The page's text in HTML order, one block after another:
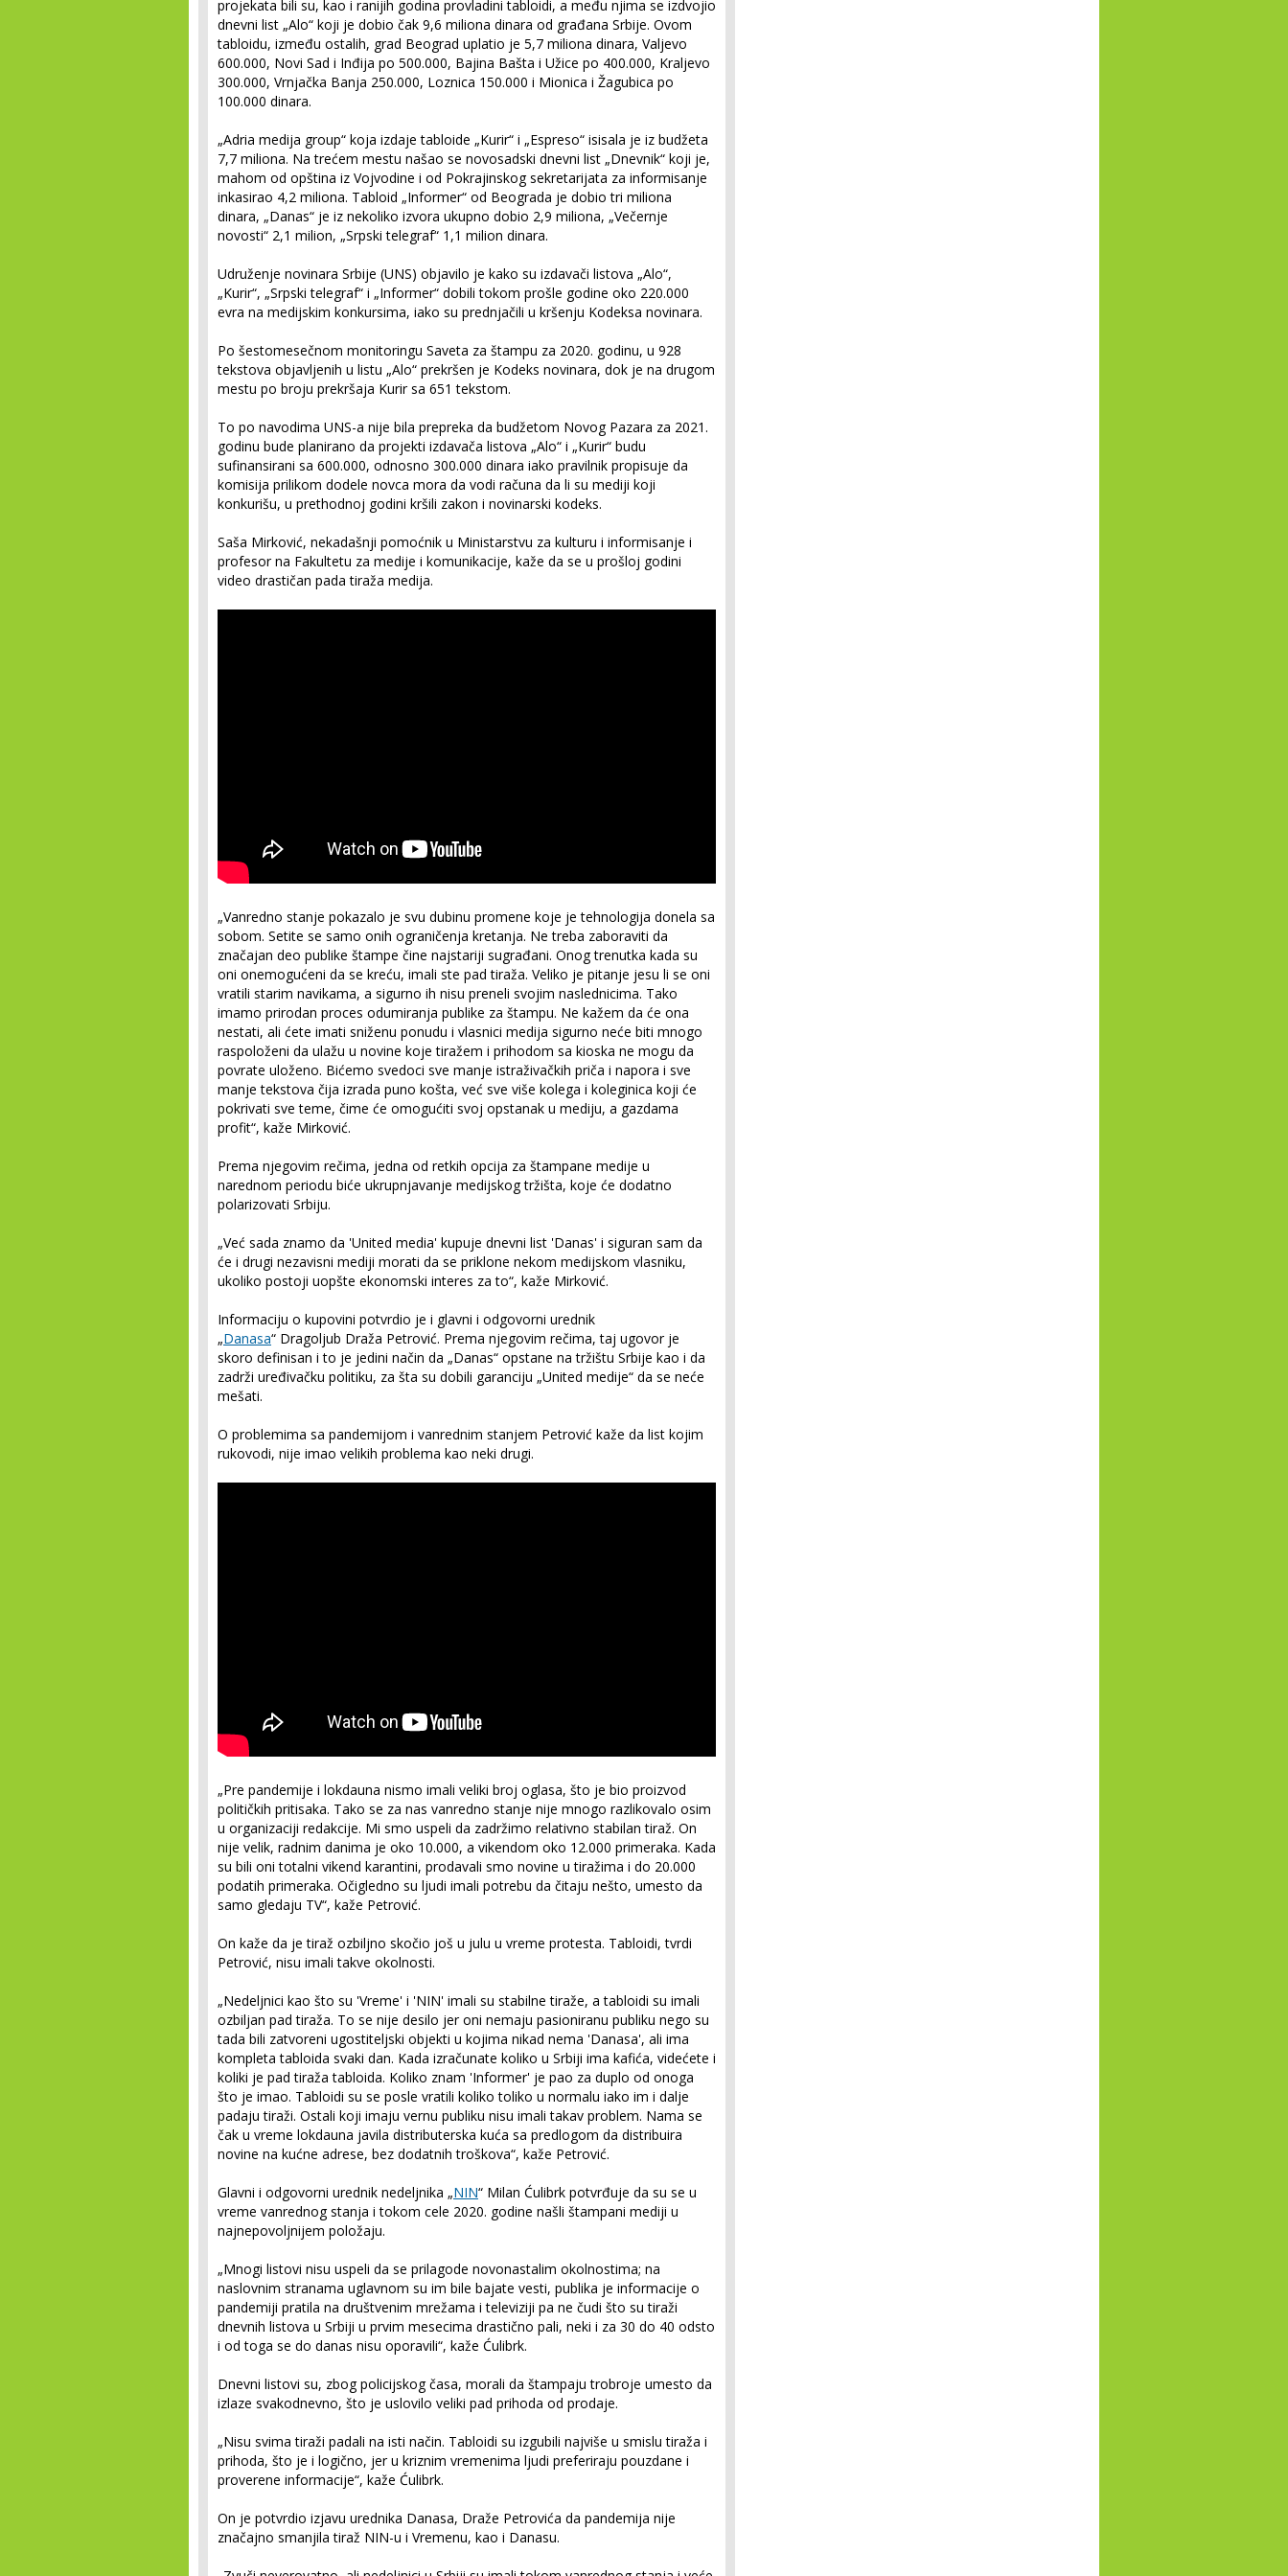
projekata bili su, kao i ranijih godina provladini tabloidi, a među njima se izdvojio
dnevni list „Alo“ koji je dobio čak 9,6 miliona dinara od građana Srbije. Ovom
tabloidu, između ostalih, grad Beograd uplatio je 5,7 miliona dinara, Valjevo
600.000, Novi Sad i Inđija po 500.000, Bajina Bašta i Užice po 400.000, Kraljevo
300.000, Vrnjačka Banja 250.000, Loznica 150.000 i Mionica i Žagubica po
100.000 dinara.
„Adria medija group“ koja izdaje tabloide „Kurir“ i „Espreso“ isisala je iz budžeta
7,7 miliona. Na trećem mestu našao se novosadski dnevni list „Dnevnik“ koji je,
mahom od opština iz Vojvodine i od Pokrajinskog sekretarijata za informisanje
inkasirao 4,2 miliona. Tabloid „Informer“ od Beograda je dobio tri miliona
dinara, „Danas“ je iz nekoliko izvora ukupno dobio 2,9 miliona, „Večernje
novosti“ 2,1 milion, „Srpski telegraf“ 1,1 milion dinara.
Udruženje novinara Srbije (UNS) objavilo je kako su izdavači listova „Alo“,
„Kurir“, „Srpski telegraf“ i „Informer“ dobili tokom prošle godine oko 220.000
evra na medijskim konkursima, iako su prednjačili u kršenju Kodeksa novinara.
Po šestomesečnom monitoringu Saveta za štampu za 2020. godinu, u 928
tekstova objavljenih u listu „Alo“ prekršen je Kodeks novinara, dok je na drugom
mestu po broju prekršaja Kurir sa 651 tekstom.
To po navodima UNS-a nije bila prepreka da budžetom Novog Pazara za 2021.
godinu bude planirano da projekti izdavača listova „Alo“ i „Kurir“ budu
sufinansirani sa 600.000, odnosno 300.000 dinara iako pravilnik propisuje da
komisija prilikom dodele novca mora da vodi računa da li su mediji koji
konkurišu, u prethodnoj godini kršili zakon i novinarski kodeks.
Saša Mirković, nekadašnji pomoćnik u Ministarstvu za kulturu i informisanje i
profesor na Fakultetu za medije i komunikacije, kaže da se u prošloj godini
video drastičan pada tiraža medija.
„Vanredno stanje pokazalo je svu dubinu promene koje je tehnologija donela sa
sobom. Setite se samo onih ograničenja kretanja. Ne treba zaboraviti da
značajan deo publike štampe čine najstariji sugrađani. Onog trenutka kada su
oni onemogućeni da se kreću, imali ste pad tiraža. Veliko je pitanje jesu li se oni
vratili starim navikama, a sigurno ih nisu preneli svojim naslednicima. Tako
imamo prirodan proces odumiranja publike za štampu. Ne kažem da će ona
nestati, ali ćete imati sniženu ponudu i vlasnici medija sigurno neće biti mnogo
raspoloženi da ulažu u novine koje tiražem i prihodom sa kioska ne mogu da
povrate uloženo. Bićemo svedoci sve manje istraživačkih priča i napora i sve
manje tekstova čija izrada puno košta, već sve više kolega i koleginica koji će
pokrivati sve teme, čime će omogućiti svoj opstanak u mediju, a gazdama
profit“, kaže Mirković.
Prema njegovim rečima, jedna od retkih opcija za štampane medije u
narednom periodu biće ukrupnjavanje medijskog tržišta, koje će dodatno
polarizovati Srbiju.
„Već sada znamo da 'United media' kupuje dnevni list 'Danas' i siguran sam da
će i drugi nezavisni mediji morati da se priklone nekom medijskom vlasniku,
ukoliko postoji uopšte ekonomski interes za to“, kaže Mirković.
Informaciju o kupovini potvrdio je i glavni i odgovorni urednik
„Danasa“ Dragoljub Draža Petrović. Prema njegovim rečima, taj ugovor je
skoro definisan i to je jedini način da „Danas“ opstane na tržištu Srbije kao i da
zadrži uređivačku politiku, za šta su dobili garanciju „United medije“ da se neće
mešati.
O problemima sa pandemijom i vanrednim stanjem Petrović kaže da list kojim
rukovodi, nije imao velikih problema kao neki drugi.
„Pre pandemije i lokdauna nismo imali veliki broj oglasa, što je bio proizvod
političkih pritisaka. Tako se za nas vanredno stanje nije mnogo razlikovalo osim
u organizaciji redakcije. Mi smo uspeli da zadržimo relativno stabilan tiraž. On
nije velik, radnim danima je oko 10.000, a vikendom oko 12.000 primeraka. Kada
su bili oni totalni vikend karantini, prodavali smo novine u tiražima i do 20.000
podatih primeraka. Očigledno su ljudi imali potrebu da čitaju nešto, umesto da
samo gledaju TV“, kaže Petrović.
On kaže da je tiraž ozbiljno skočio još u julu u vreme protesta. Tabloidi, tvrdi
Petrović, nisu imali takve okolnosti.
„Nedeljnici kao što su 'Vreme' i 'NIN' imali su stabilne tiraže, a tabloidi su imali
ozbiljan pad tiraža. To se nije desilo jer oni nemaju pasioniranu publiku nego su
tada bili zatvoreni ugostiteljski objekti u kojima nikad nema 'Danasa', ali ima
kompleta tabloida svaki dan. Kada izračunate koliko u Srbiji ima kafića, videćete i
koliki je pad tiraža tabloida. Koliko znam 'Informer' je pao za duplo od onoga
što je imao. Tabloidi su se posle vratili koliko toliko u normalu iako im i dalje
padaju tiraži. Ostali koji imaju vernu publiku nisu imali takav problem. Nama se
čak u vreme lokdauna javila distributerska kuća sa predlogom da distribuira
novine na kućne adrese, bez dodatnih troškova“, kaže Petrović.
Glavni i odgovorni urednik nedeljnika „NIN“ Milan Ćulibrk potvrđuje da su se u
vreme vanrednog stanja i tokom cele 2020. godine našli štampani mediji u
najnepovoljnijem položaju.
„Mnogi listovi nisu uspeli da se prilagode novonastalim okolnostima; na
naslovnim stranama uglavnom su im bile bajate vesti, publika je informacije o
pandemiji pratila na društvenim mrežama i televiziji pa ne čudi što su tiraži
dnevnih listova u Srbiji u prvim mesecima drastično pali, neki i za 30 do 40 odsto
i od toga se do danas nisu oporavili“, kaže Ćulibrk.
Dnevni listovi su, zbog policijskog časa, morali da štampaju trobroje umesto da
izlaze svakodnevno, što je uslovilo veliki pad prihoda od prodaje.
„Nisu svima tiraži padali na isti način. Tabloidi su izgubili najviše u smislu tiraža i
prihoda, što je i logično, jer u kriznim vremenima ljudi preferiraju pouzdane i
proverene informacije“, kaže Ćulibrk.
On je potvrdio izjavu urednika Danasa, Draže Petrovića da pandemija nije
značajno smanjila tiraž NIN-u i Vremenu, kao i Danasu.